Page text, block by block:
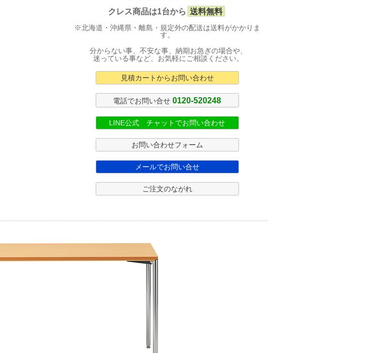
クレス商品は1台から 送料無料
※北海道・沖縄県・離島・規定外の配送は送料がかかりま
す。
分からない事、不安な事、納期お急ぎの場合や、
迷っている事など、お気軽にご相談ください。
見積カートからお問い合わせ
電話でお問い合せ0120-520248
LINE公式 チャットでお問い合わせ
お問い合わせフォーム
メールでお問い合せ
ご注文のながれ